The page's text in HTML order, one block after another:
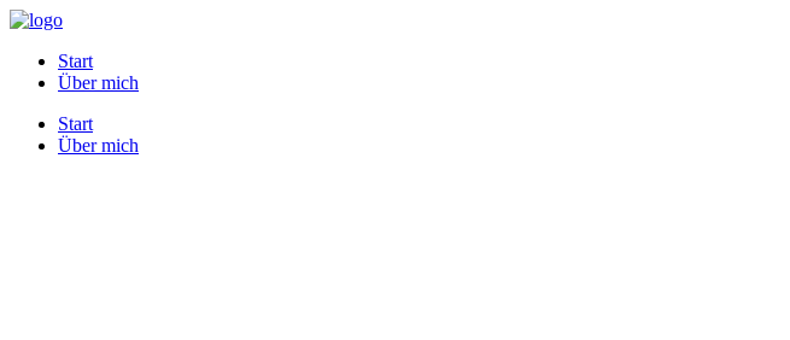
Start
Über mich
Start
Über mich